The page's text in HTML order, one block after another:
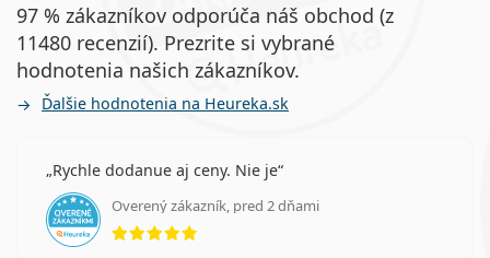
97 % zákazníkov odporúča náš obchod (z
11480 recenzií). Prezrite si vybrané
hodnotenia našich zákazníkov.
Ďalšie hodnotenia na Heureka.sk
Rychle dodanue aj ceny. Nie je
Overený zákazník, pred 2 dňami
hodnotenie 5 z 5